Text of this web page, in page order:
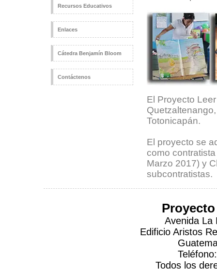
Recursos Educativos
Enlaces
Cátedra Benjamín Bloom
Contáctenos
El Proyecto
Totonicapán.
El proyecto se
como
Marzo 2017) y
subcontratistas.
Avenida La
Edificio Aristos
Todos los